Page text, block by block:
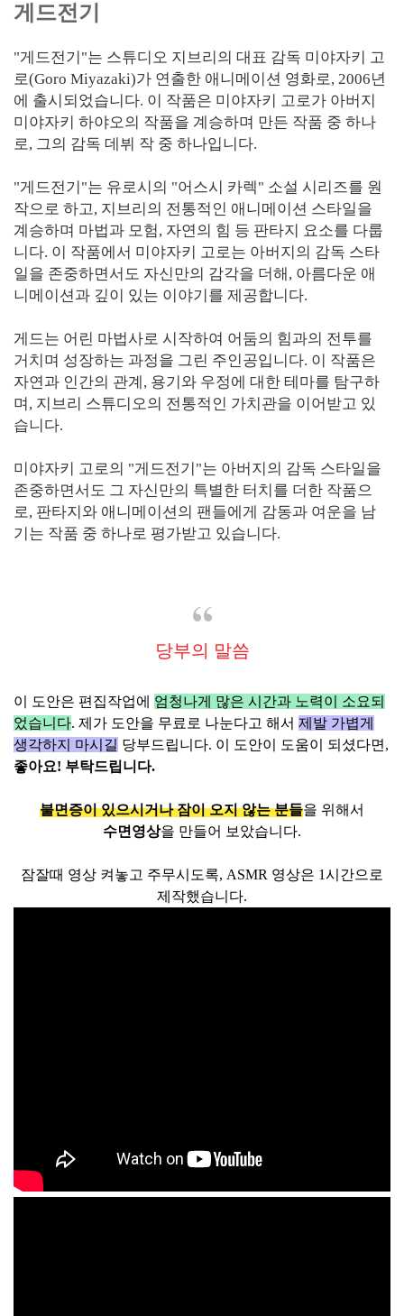
게드전기
"게드전기"는 스튜디오 지브리의 대표 감독 미야자키 고
로(Goro Miyazaki)가 연출한 애니메이션 영화로, 2006년
에 출시되었습니다. 이 작품은 미야자키 고로가 아버지
미야자키 하야오의 작품을 계승하며 만든 작품 중 하나
로, 그의 감독 데뷔 작 중 하나입니다.
"게드전기"는 유로시의 "어스시 카렉" 소설 시리즈를 원
작으로 하고, 지브리의 전통적인 애니메이션 스타일을
계승하며 마법과 모험, 자연의 힘 등 판타지 요소를 다룹
니다. 이 작품에서 미야자키 고로는 아버지의 감독 스타
일을 존중하면서도 자신만의 감각을 더해, 아름다운 애
니메이션과 깊이 있는 이야기를 제공합니다.
게드는 어린 마법사로 시작하여 어둠의 힘과의 전투를
거치며 성장하는 과정을 그린 주인공입니다. 이 작품은
자연과 인간의 관계, 용기와 우정에 대한 테마를 탐구하
며, 지브리 스튜디오의 전통적인 가치관을 이어받고 있
습니다.
미야자키 고로의 "게드전기"는 아버지의 감독 스타일을
존중하면서도 그 자신만의 특별한 터치를 더한 작품으
로, 판타지와 애니메이션의 팬들에게 감동과 여운을 남
기는 작품 중 하나로 평가받고 있습니다.
당부의 말씀
이 도안은 편집작업에 엄청나게 많은 시간과 노력이 소요되
었습니다. 제가 도안을 무료로 나눈다고 해서 제발 가볍게
생각하지 마시길 당부드립니다. 이 도안이 도움이 되셨다면,
좋아요! 부탁드립니다.
불면증이 있으시거나 잠이 오지 않는 분들을 위해서
수면영상을 만들어 보았습니다.
잠잘때 영상 켜놓고 주무시도록, ASMR 영상은 1시간으로
제작했습니다.